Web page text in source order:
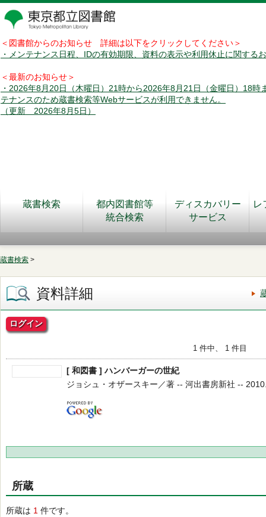
＜図書館からのお知らせ 詳細は以下をクリックしてください＞
・メンテナンス日程、IDの有効期限、資料の表示や利用休止に関する
＜最新のお知らせ＞
・2026年8月20日（木曜日）21時から2026年8月21日（金曜日）18時
テナンスのため蔵書検索等Webサービスが利用できません。
（更新 2026年8月5日）
蔵書検索
都内図書館等
統合検索
ディスカバリー
サービス
レ
蔵書検索 >
資料詳細
ログイン
1 件中、 1 件目
[ 和図書 ] ハンバーガーの世紀
ジョシュ・オザースキー／著 -- 河出書房新社 --
所蔵
所蔵は 1 件です。